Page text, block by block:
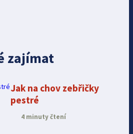
zajímat
Jak na chov zebřičky
pestré
4 minuty čtení